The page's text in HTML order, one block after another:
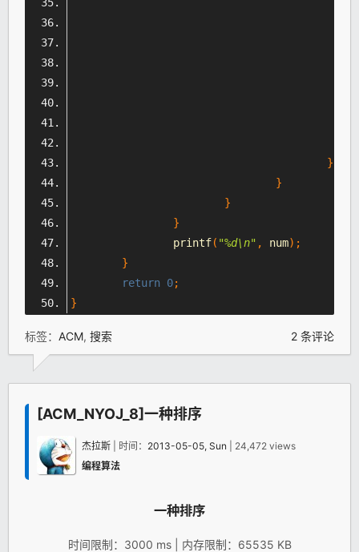
}
}
}
}
		printf
( "%d\n" , num);
}
return 0;
}
标签： ACM, 搜索 2 条评论
[ACM_NYOJ_8]一种排序
杰拉斯 | 时间： 2013-05-05, Sun | 24,472 views
编程算法
一种排序
时间限制：3000 ms | 内存限制：65535 KB